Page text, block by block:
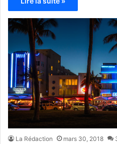
La Rédaction mars 30, 2018